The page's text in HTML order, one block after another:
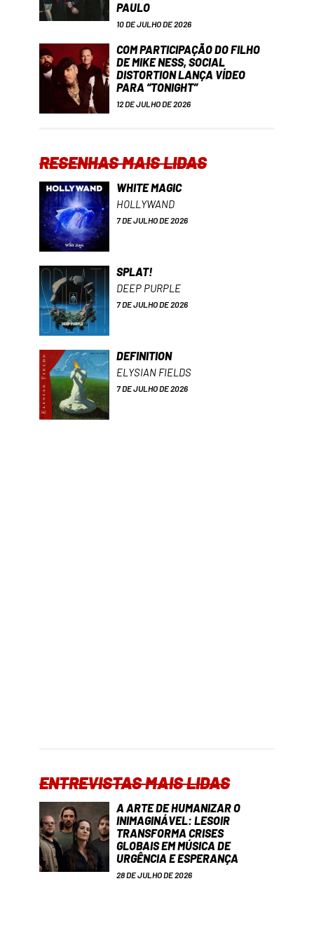
PAULO
10 DE JULHO DE 2026
COM PARTICIPAÇÃO DO FILHO
DE MIKE NESS, SOCIAL
DISTORTION LANÇA VÍDEO
PARA “TONIGHT”
12 DE JULHO DE 2026
RESENHAS MAIS LIDAS
WHITE MAGIC
HOLLYWAND
7 DE JULHO DE 2026
SPLAT!
DEEP PURPLE
7 DE JULHO DE 2026
DEFINITION
ELYSIAN FIELDS
7 DE JULHO DE 2026
ENTREVISTAS MAIS LIDAS
A ARTE DE HUMANIZAR O
INIMAGINÁVEL: LESOIR
TRANSFORMA CRISES
GLOBAIS EM MÚSICA DE
URGÊNCIA E ESPERANÇA
28 DE JULHO DE 2026